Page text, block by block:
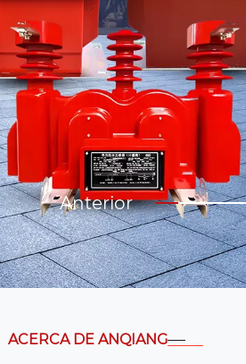
Anterior
ACERCA DE ANQIANG